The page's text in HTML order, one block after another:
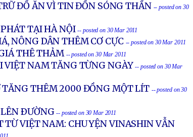
ĐỒ ĂN VÌ TIN ĐỒN SÓNG THẦN -- posted on 30
TẠI HÀ NỘI -- posted on 30 Mar 2011
NÔNG DÂN THÊM CƠ CỰC -- posted on 30 Mar 2011
THÊ THẢM -- posted on 30 Mar 2011
VIỆT NAM TĂNG TỪNG NGÀY -- posted on 30 Mar
TĂNG THÊM 2000 ĐỒNG MỘT LÍT -- posted on 30
ÐƯỜNG -- posted on 30 Mar 2011
TỪ VIỆT NAM: CHUYỆN VINASHIN VẪN